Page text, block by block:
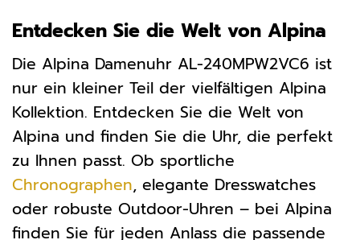
Entdecken Sie die Welt von Alpina
Die Alpina Damenuhr AL-240MPW2VC6 ist
nur ein kleiner Teil der vielfältigen Alpina
Kollektion. Entdecken Sie die Welt von
Alpina und finden Sie die Uhr, die perfekt
zu Ihnen passt. Ob sportliche
Chronographen, elegante Dresswatches
oder robuste Outdoor-Uhren – bei Alpina
finden Sie für jeden Anlass die passende